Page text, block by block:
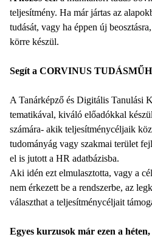
teljesítmény. Ha már jártas az
tudását, vagy ha éppen új
körre készül.
Segít a CORVINUS
A Tanárképző és Digitális Tanulási
tematikával, kiváló előadókkal
számára- akik teljesítménycéljaik
tudományág vagy szakmai terület
el is jutott a HR adatbázisba.
Aki idén ezt elmulasztotta, vagy a
nem érkezett be a rendszerbe, az
választhat a teljesítménycéljait
Egyes kurzusok már ezen a